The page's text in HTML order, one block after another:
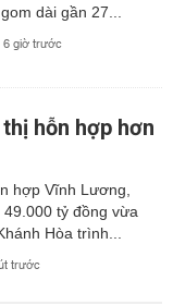
dài gần 27...
6 giờ trước
hỗn hợp hơn
hợp Vĩnh Lương,
tỷ đồng vừa
Hòa trình...
trước